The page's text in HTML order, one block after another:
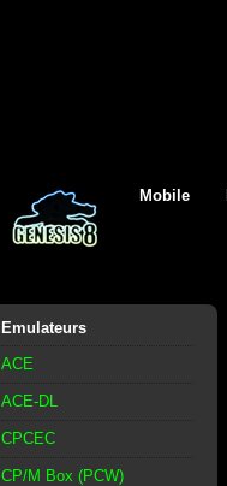
Mobile
Emulateurs
ACE
ACE-DL
CPCEC
CP/M Box (PCW)